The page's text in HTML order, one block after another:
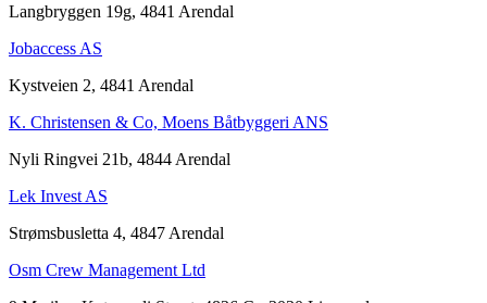
Langbryggen 19g, 4841 Arendal
Jobaccess AS
Kystveien 2, 4841 Arendal
K. Christensen & Co, Moens Båtbyggeri ANS
Nyli Ringvei 21b, 4844 Arendal
Lek Invest AS
Strømsbusletta 4, 4847 Arendal
Osm Crew Management Ltd